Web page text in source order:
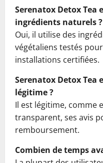
Serenatox Detox Tea
ingrédients naturels ?
Oui, il utilise des
végétaliens testés
installations certifiées.
Serenatox Detox Tea
légitime ?
Il est légitime, comme
transparent, ses avis
remboursement.
Combien de temps